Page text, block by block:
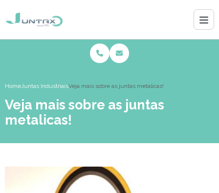
HomeJuntas IndustriaisVeja mais sobre as juntas metalicas!
Veja mais sobre as juntas
metalicas!